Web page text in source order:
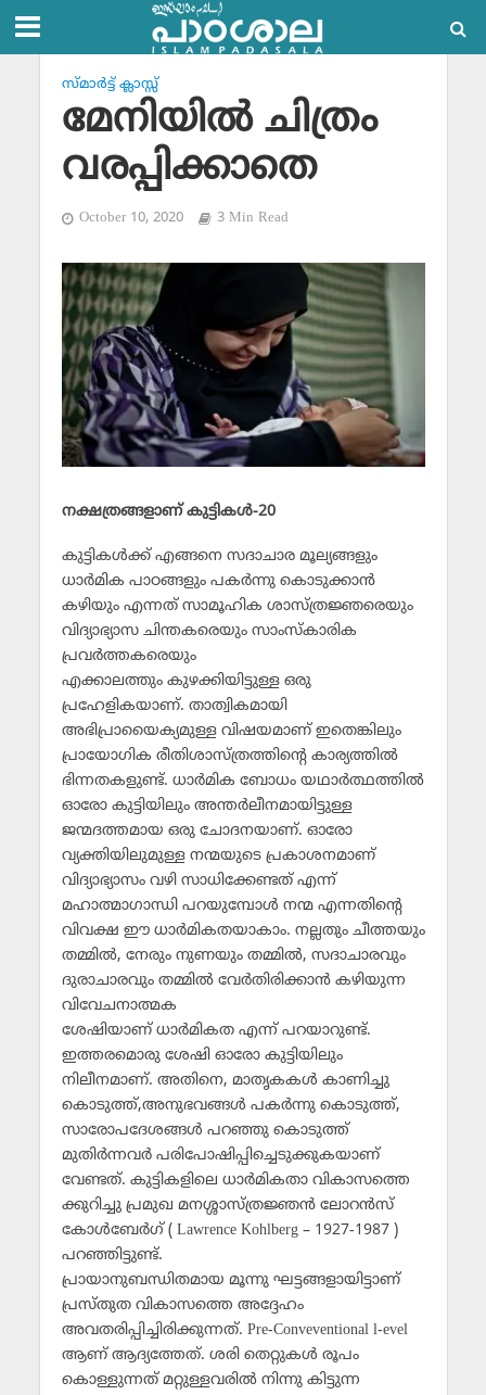
സ്മാര്‍ട്ട് ക്ലാസ്സ്‌
മേനിയില്‍ ചിത്രം
വരപ്പിക്കാതെ
October 10, 2020 3 Min Read
നക്ഷത്രങ്ങളാണ്‌ കുട്ടികള്‍-20
കുട്ടികള്‍ക്ക്‌ എങ്ങനെ സദാചാര മൂല്യങ്ങളും
ധാര്‍മിക പാഠങ്ങളും പകര്‍ന്നു കൊടുക്കാന്‍
കഴിയും എന്നത്‌ സാമൂഹിക ശാസ്‌ത്രജ്ഞരെയും
വിദ്യാഭ്യാസ ചിന്തകരെയും സാംസ്‌കാരിക
പ്രവര്‍ത്തകരെയും
എക്കാലത്തും കുഴക്കിയിട്ടുള്ള ഒരു
പ്രഹേളികയാണ്‌. താത്വികമായി
അഭിപ്രായൈക്യമുള്ള വിഷയമാണ്‌ ഇതെങ്കിലും
പ്രായോഗിക രീതിശാസ്‌ത്രത്തിന്റെ കാര്യത്തില്‍
ഭിന്നതകളുണ്ട്‌. ധാര്‍മിക ബോധം യഥാര്‍ത്ഥത്തില്‍
ഓരോ കുട്ടിയിലും അന്തര്‍ലീനമായിട്ടുള്ള
ജന്മദത്തമായ ഒരു ചോദനയാണ്‌. ഓരോ
വ്യക്തിയിലുമുള്ള നന്മയുടെ പ്രകാശനമാണ്‌
വിദ്യാഭ്യാസം വഴി സാധിക്കേണ്ടത്‌ എന്ന്‌
മഹാത്മാഗാന്ധി പറയുമ്പോള്‍ നന്മ എന്നതിന്റെ
വിവക്ഷ ഈ ധാര്‍മികതയാകാം. നല്ലതും ചീത്തയും
തമ്മില്‍, നേരും നുണയും തമ്മില്‍, സദാചാരവും
ദുരാചാരവും തമ്മില്‍ വേര്‍തിരിക്കാന്‍ കഴിയുന്ന
വിവേചനാത്മക
ശേഷിയാണ്‌ ധാര്‍മികത എന്ന്‌ പറയാറുണ്ട്‌.
ഇത്തരമൊരു ശേഷി ഓരോ കുട്ടിയിലും
നിലീനമാണ്‌. അതിനെ, മാതൃകകള്‍ കാണിച്ചു
കൊടുത്ത്‌,അനുഭവങ്ങള്‍ പകര്‍ന്നു കൊടുത്ത്‌,
സാരോപദേശങ്ങള്‍ പറഞ്ഞു കൊടുത്ത്‌
മുതിര്‍ന്നവര്‍ പരിപോഷിപ്പിച്ചെടുക്കുകയാണ്‌
വേണ്ടത്‌. കുട്ടികളിലെ ധാര്‍മികതാ വികാസത്തെ
ക്കുറിച്ചു പ്രമുഖ മനശ്ശാസ്‌ത്രജ്ഞന്‍ ലോറന്‍സ്‌
കോള്‍ബേര്‍ഗ്‌ ( Lawrence Kohlberg – 1927-1987 )
പറഞ്ഞിട്ടുണ്ട്‌.
പ്രായാനുബന്ധിതമായ മൂന്നു ഘട്ടങ്ങളായിട്ടാണ്‌
പ്രസ്‌തുത വികാസത്തെ അദ്ദേഹം
അവതരിപ്പിച്ചിരിക്കുന്നത്‌. Pre-Conveventional l-evel
ആണ്‌ ആദ്യത്തേത്‌. ശരി തെറ്റുകള്‍ രൂപം
കൊള്ളുന്നത്‌ മറ്റുള്ളവരില്‍ നിന്നു കിട്ടുന്ന